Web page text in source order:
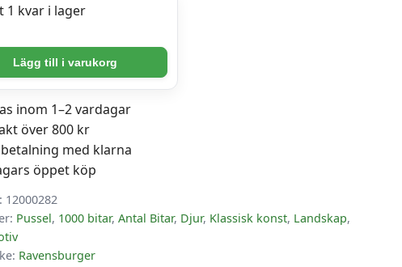
1 kvar i lager
Lägg till i varukorg
inom 1–2 vardagar
över 800 kr
betalning med klarna
öppet köp
12000282
Pussel, 1000 bitar,Antal Bitar, Djur, Klassisk konst, Landskap,
Ravensburger